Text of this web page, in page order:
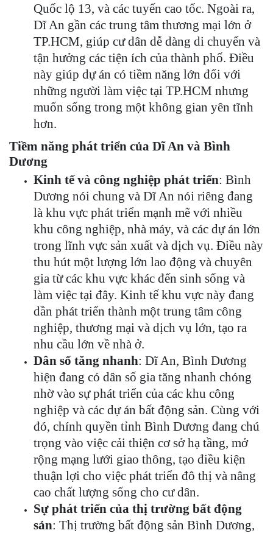
Quốc lộ 13, và các tuyến cao tốc. Ngoài ra,
Dĩ An gần các trung tâm thương mại lớn ở
TP.HCM, giúp cư dân dễ dàng di chuyển và
tận hưởng các tiện ích của thành phố. Điều
này giúp dự án có tiềm năng lớn đối với
những người làm việc tại TP.HCM nhưng
muốn sống trong một không gian yên tĩnh
hơn.
Tiềm năng phát triển của Dĩ An và Bình
Dương
Kinh tế và công nghiệp phát triển: Bình
Dương nói chung và Dĩ An nói riêng đang
là khu vực phát triển mạnh mẽ với nhiều
khu công nghiệp, nhà máy, và các dự án lớn
trong lĩnh vực sản xuất và dịch vụ. Điều này
thu hút một lượng lớn lao động và chuyên
gia từ các khu vực khác đến sinh sống và
làm việc tại đây. Kinh tế khu vực này đang
dần phát triển thành một trung tâm công
nghiệp, thương mại và dịch vụ lớn, tạo ra
nhu cầu lớn về nhà ở.
Dân số tăng nhanh: Dĩ An, Bình Dương
hiện đang có dân số gia tăng nhanh chóng
nhờ vào sự phát triển của các khu công
nghiệp và các dự án bất động sản. Cùng với
đó, chính quyền tỉnh Bình Dương đang chú
trọng vào việc cải thiện cơ sở hạ tầng, mở
rộng mạng lưới giao thông, tạo điều kiện
thuận lợi cho việc phát triển đô thị và nâng
cao chất lượng sống cho cư dân.
Sự phát triển của thị trường bất động
sản: Thị trường bất động sản Bình Dương,